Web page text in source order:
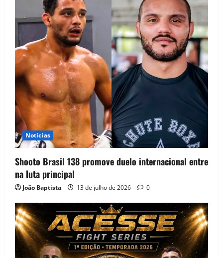
Notícias
Shooto Brasil 138 promove duelo internacional entre
na luta principal
João Baptista 13 de julho de 2026 0